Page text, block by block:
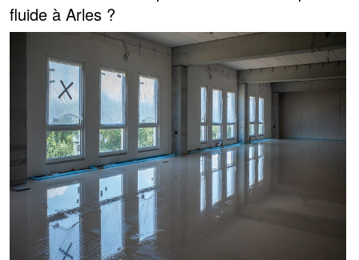
fluide à Arles ?